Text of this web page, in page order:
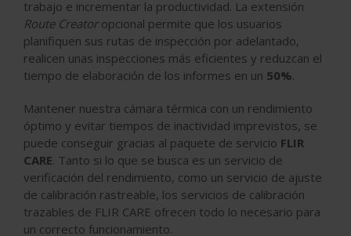
trabajo e incrementar la productividad. La extensión
Route Creatoropcional permite que los usuarios
planifiquen sus rutas de inspección por adelantado,
realicen unas inspecciones más eficientes y reduzcan el
tiempo de elaboración de los informes en un 50%.
Mantener nuestra cámara térmica con un rendimiento
óptimo y evitar tiempos de inactividad imprevistos, se
puede conseguir gracias al paquete de servicio FLIR
CARE. Tanto si lo que se busca es un servicio de
verificación del rendimiento, como un servicio de ajuste
de calibración rastreable, los servicios de calibración
trazables de FLIR CARE ofrecen todo lo necesario para
un correcto funcionamiento.